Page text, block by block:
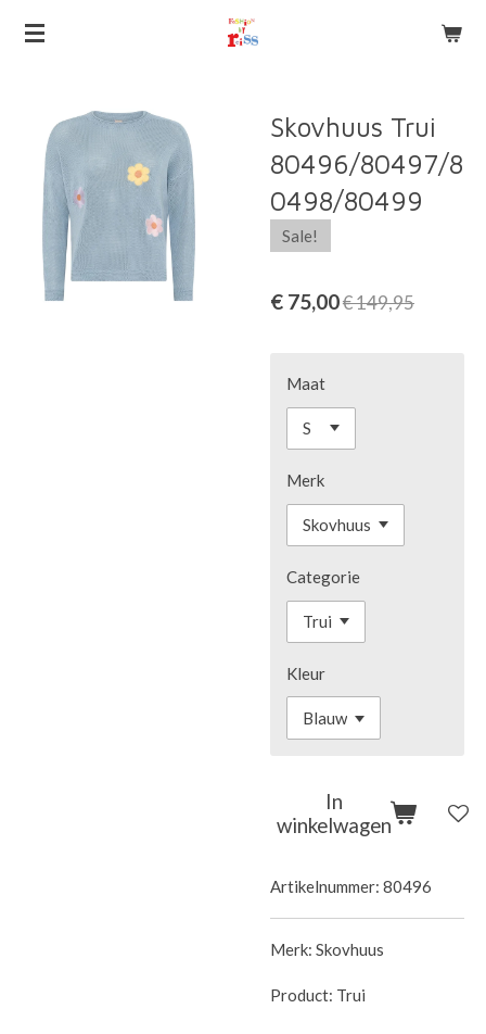
Ga
hoofdinhoud
Skovhuus Trui
80496/80497/8
0498/80499
Sale!
€ 75,00€ 149,95
Maat
Merk
Categorie
Kleur
In
winkelwagen
Artikelnummer: 80496
Merk: Skovhuus
Product: Trui